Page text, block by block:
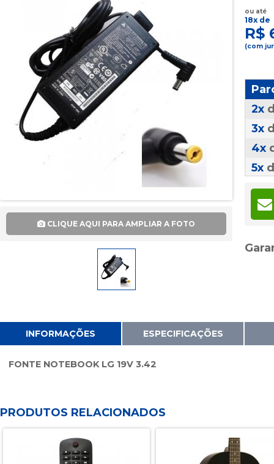
CLIQUE AQUI PARA AMPLIAR A FOTO
ou até
18x de
R$
(com
2x
3x
4x
5x
6x
7x
9x
13x
14x
INFORMAÇÕES ESPECIFICAÇÕES
FONTE NOTEBOOK LG 19V 3.42
PRODUTOS RELACIONADOS